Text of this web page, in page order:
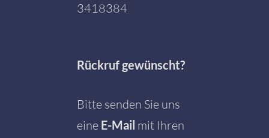
3418384
Rückruf gewünscht?
Bitte senden Sie uns
eine E-Mail mit Ihren